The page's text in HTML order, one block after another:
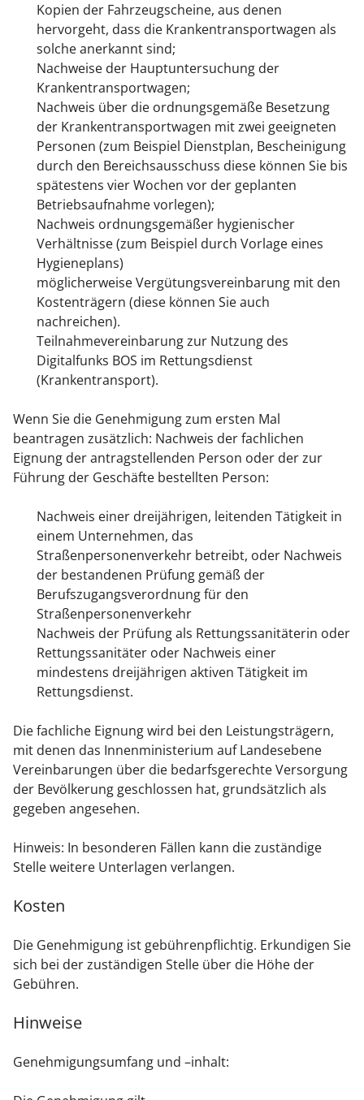
Kopien der Fahrzeugscheine, aus denen
hervorgeht, dass die Krankentransportwagen als
solche anerkannt sind;
Nachweise der Hauptuntersuchung der
Krankentransportwagen;
Nachweis über die ordnungsgemäße Besetzung
der Krankentransportwagen mit zwei geeigneten
Personen (zum Beispiel Dienstplan, Bescheinigung
durch den Bereichsausschuss diese können Sie bis
spätestens vier Wochen vor der geplanten
Betriebsaufnahme vorlegen);
Nachweis ordnungsgemäßer hygienischer
Verhältnisse (zum Beispiel durch Vorlage eines
Hygieneplans)
möglicherweise Vergütungsvereinbarung mit den
Kostenträgern (diese können Sie auch
nachreichen).
Teilnahmevereinbarung zur Nutzung des
Digitalfunks BOS im Rettungsdienst
(Krankentransport).
Wenn Sie die Genehmigung zum ersten Mal
beantragen zusätzlich: Nachweis der fachlichen
Eignung der antragstellenden Person oder der zur
Führung der Geschäfte bestellten Person:
Nachweis einer dreijährigen, leitenden Tätigkeit in
einem Unternehmen, das
Straßenpersonenverkehr betreibt, oder Nachweis
der bestandenen Prüfung gemäß der
Berufszugangsverordnung für den
Straßenpersonenverkehr
Nachweis der Prüfung als Rettungssanitäterin oder
Rettungssanitäter oder Nachweis einer
mindestens dreijährigen aktiven Tätigkeit im
Rettungsdienst.
Die fachliche Eignung wird bei den Leistungsträgern,
mit denen das Innenministerium auf Landesebene
Vereinbarungen über die bedarfsgerechte Versorgung
der Bevölkerung geschlossen hat, grundsätzlich als
gegeben angesehen.
Hinweis: In besonderen Fällen kann die zuständige
Stelle weitere Unterlagen verlangen.
Kosten
Die Genehmigung ist gebührenpflichtig. Erkundigen Sie
sich bei der zuständigen Stelle über die Höhe der
Gebühren.
Hinweise
Genehmigungsumfang und –inhalt: